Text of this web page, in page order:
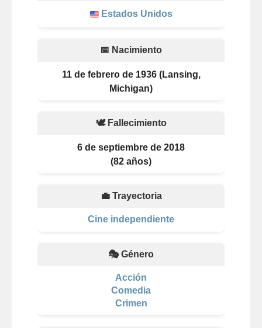
Estados Unidos
📅 Nacimiento
11 de febrero de 1936 (Lansing,
Michigan)
🕊️ Fallecimiento
6 de septiembre de 2018
(82 años)
💼 Trayectoria
Cine independiente
🎭 Género
Acción
Comedia
Crimen